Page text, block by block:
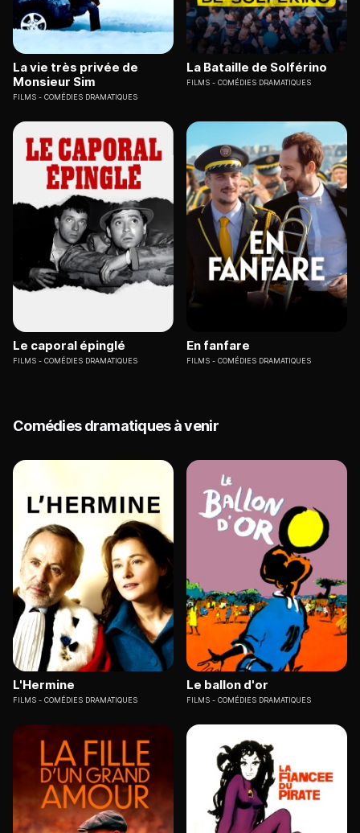
La vie très privée de
Monsieur Sim
FILMS COMÉDIES DRAMATIQUES
La Bataille de Solférino
FILMS COMÉDIES DRAMATIQUES
Le caporal épinglé
FILMS COMÉDIES DRAMATIQUES
En fanfare
FILMS COMÉDIES DRAMATIQUES
Comédies dramatiques à venir
L'Hermine
FILMS COMÉDIES DRAMATIQUES
Le ballon d'or
FILMS COMÉDIES DRAMATIQUES